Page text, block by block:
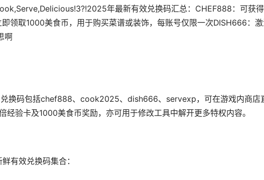
年最新有效兑换码汇总：CHEF888：可获
领取1000美食币，用于购买菜谱或装饰，每账号仅限一次DISH666：
啊
换码包括chef888、cook2025、dish666、servexp，可在游戏内商店
经验卡及1000美食币奖励，亦可用于修改工具中解开更多特权内容。
有效兑换码集合：